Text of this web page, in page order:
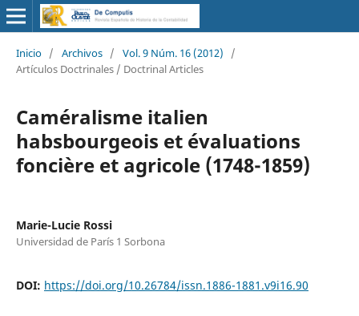
Inicio / Archivos / Vol. 9 Núm. 16 (2012)
/
Artículos Doctrinales / Doctrinal Articles
Caméralisme italien
habsbourgeois et évaluations
foncière et agricole (1748-1859)
Marie-Lucie Rossi
Universidad de París 1 Sorbona
DOI: https://doi.org/10.26784/issn.1886-1881.v9i16.90